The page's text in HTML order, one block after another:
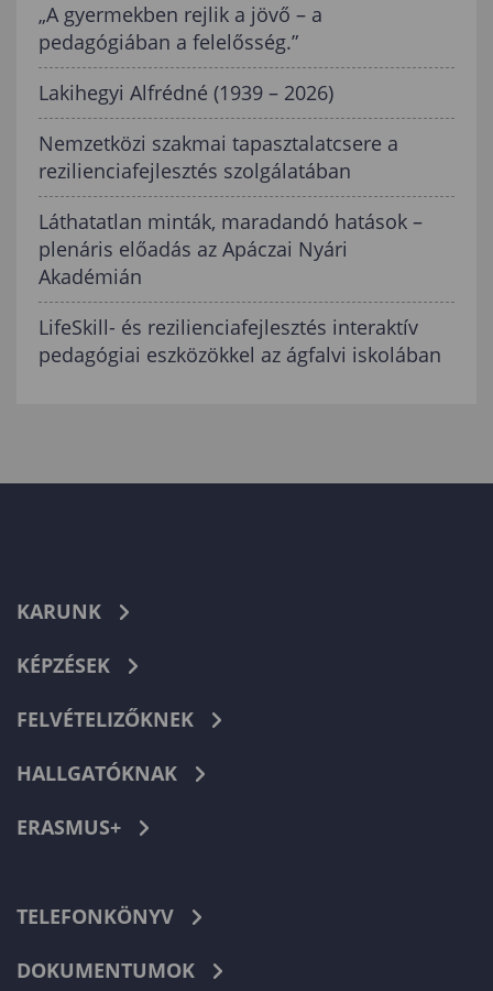
„A gyermekben rejlik a jövő – a
pedagógiában a felelősség.”
Lakihegyi Alfrédné (1939 – 2026)
Nemzetközi szakmai tapasztalatcsere a
rezilienciafejlesztés szolgálatában
Láthatatlan minták, maradandó hatások –
plenáris előadás az Apáczai Nyári
Akadémián
LifeSkill- és rezilienciafejlesztés interaktív
pedagógiai eszközökkel az ágfalvi iskolában
KARUNK
KÉPZÉSEK
FELVÉTELIZŐKNEK
HALLGATÓKNAK
ERASMUS+
TELEFONKÖNYV
DOKUMENTUMOK